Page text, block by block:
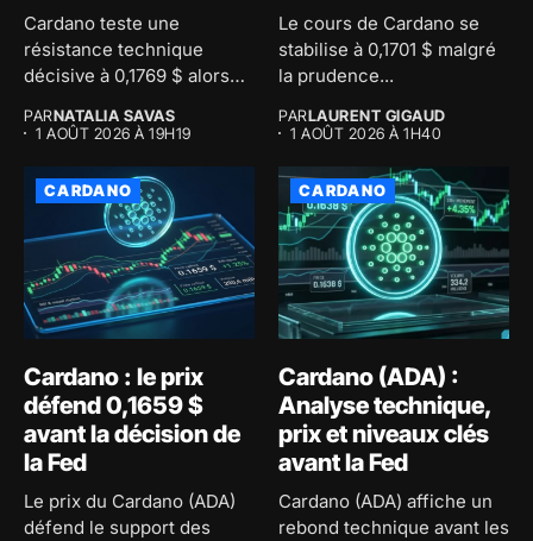
Cardano teste une
résistance technique
décisive à 0,1769 $ alors
PARNATALIA SAVAS
1 AOÛT 2026 À 19H19
Le cours de Cardano se
stabilise à 0,1701 $ malgré
la prudence...
PARLAURENT GIGAUD
1 AOÛT 2026 À 1H40
CARDANO
Cardano : le prix
défend 0,1659 $
avant la décision de
la Fed
Le prix du Cardano (ADA)
défend le support des
CARDANO
Cardano (ADA) :
Analyse technique,
prix et niveaux clés
avant la Fed
Cardano (ADA) affiche un
rebond technique avant les